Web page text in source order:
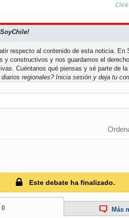
respecto al contenido de esta noticia. En
y constructivos y nos guardamos el
Cuéntanos qué piensas y sé parte de
regionales? Inicia sesión y deja tu
Este debate ha finalizado.
0 Más